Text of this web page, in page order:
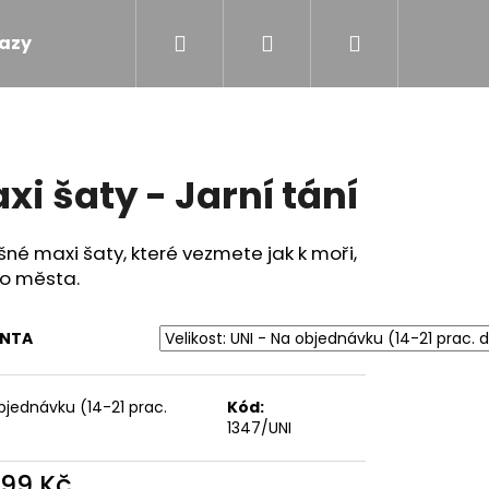
Obchodní podmínky Kontakty
Přihlášení
šaty - Jarní tání
maxi šaty, které vezmete jak k moři,
města.
(14-21 prac.
Kód:
1347/UNI
TOULAVÝ BLÁZEN